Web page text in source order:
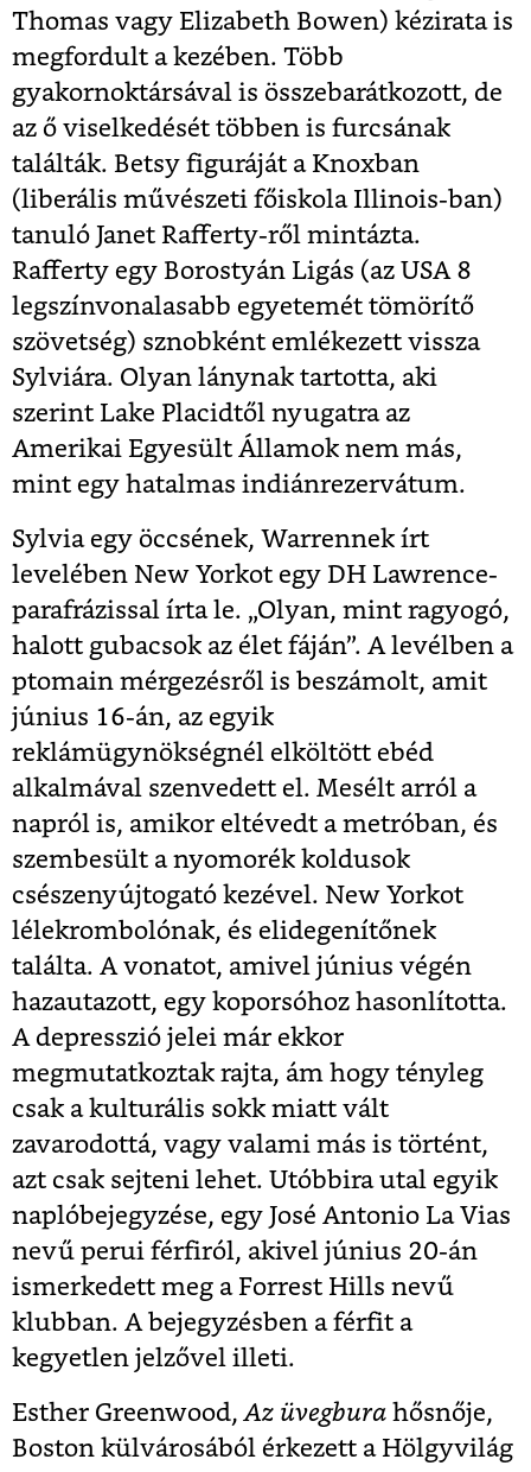
Thomas vagy Elizabeth Bowen) kézirata is
megfordult a kezében. Több
gyakornoktársával is összebarátkozott, de
az ő viselkedését többen is furcsának
találták. Betsy figuráját a Knoxban
(liberális művészeti főiskola Illinois-ban)
tanuló Janet Rafferty-ről mintázta.
Rafferty egy Borostyán Ligás (az USA 8
legszínvonalasabb egyetemét tömörítő
szövetség) sznobként emlékezett vissza
Sylviára. Olyan lánynak tartotta, aki
szerint Lake Placidtől nyugatra az
Amerikai Egyesült Államok nem más,
mint egy hatalmas indiánrezervátum.
Sylvia egy öccsének, Warrennek írt
levelében New Yorkot egy DH Lawrence-
parafrázissal írta le. „Olyan, mint ragyogó,
halott gubacsok az élet fáján”. A levélben a
ptomain mérgezésről is beszámolt, amit
június 16-án, az egyik
reklámügynökségnél elköltött ebéd
alkalmával szenvedett el. Mesélt arról a
napról is, amikor eltévedt a metróban, és
szembesült a nyomorék koldusok
csészenyújtogató kezével. New Yorkot
lélekrombolónak, és elidegenítőnek
találta. A vonatot, amivel június végén
hazautazott, egy koporsóhoz hasonlította.
A depresszió jelei már ekkor
megmutatkoztak rajta, ám hogy tényleg
csak a kulturális sokk miatt vált
zavarodottá, vagy valami más is történt,
azt csak sejteni lehet. Utóbbira utal egyik
naplóbejegyzése, egy José Antonio La Vias
nevű perui férfiról, akivel június 20-án
ismerkedett meg a Forrest Hills nevű
klubban. A bejegyzésben a férfit a
kegyetlen jelzővel illeti.
Esther Greenwood, Az üvegbura hősnője,
Boston külvárosából érkezett a Hölgyvilág